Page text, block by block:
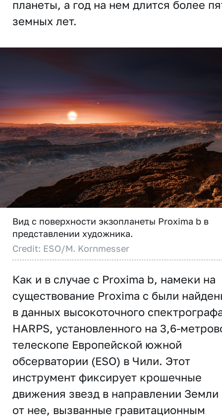
планеты, а год на нем длится более
земных лет.
Вид с поверхности экзопланеты Proxima b в
представлении художника.
Credit: ESO/M. Kornmesser
Как и в случае с Proxima b, намеки на
существование Proxima c были
в данных высокоточного
HARPS, установленного на 3,6-
телескопе Европейской южной
обсерватории (ESO) в Чили. Этот
инструмент фиксирует крошечные
движения звезд в направлении Земли
от нее, вызванные гравитационным